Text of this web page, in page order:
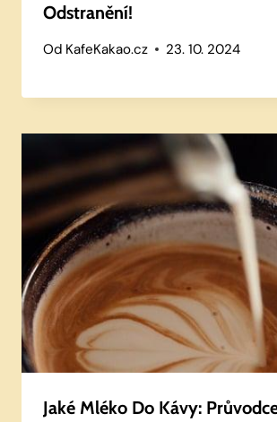
Odstranění!
Od KafeKakao.cz 23. 10. 2024
Jaké Mléko Do Kávy: